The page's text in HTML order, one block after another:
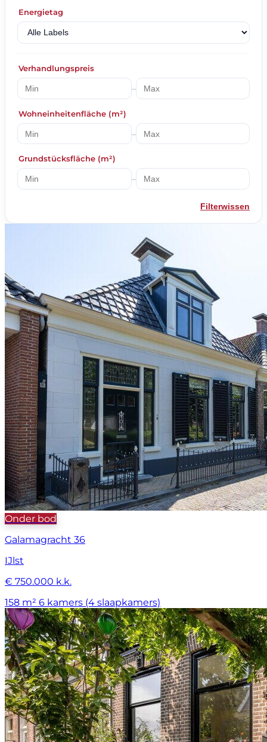
Energietag
Verhandlungspreis
–
Wohneinheitenfläche (m²)
–
Grundstücksfläche (m²)
–
Filterwissen
Onder bod
Galamagracht 36
IJlst
€ 750.000 k.k.
158 m² 6 kamers (4 slaapkamers)